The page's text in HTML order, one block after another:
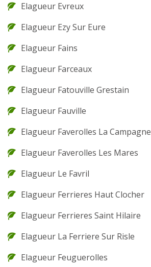
Elagueur Evreux
Elagueur Ezy Sur Eure
Elagueur Fains
Elagueur Farceaux
Elagueur Fatouville Grestain
Elagueur Fauville
Elagueur Faverolles La Campagne
Elagueur Faverolles Les Mares
Elagueur Le Favril
Elagueur Ferrieres Haut Clocher
Elagueur Ferrieres Saint Hilaire
Elagueur La Ferriere Sur Risle
Elagueur Feuguerolles